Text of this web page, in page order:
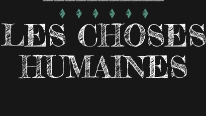
LES CHOSES
HUMAINES